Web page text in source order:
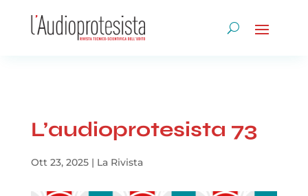
L’audioprotesista 73
Ott 23, 2025| La Rivista